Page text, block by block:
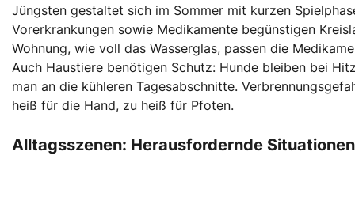
Jüngsten gestaltet sich im Sommer mit kurzen
Vorerkrankungen sowie Medikamente begünstigen
Wohnung, wie voll das Wasserglas, passen die
Auch Haustiere benötigen Schutz: Hunde bleiben bei
man an die kühleren Tagesabschnitte.
heiß für die Hand, zu heiß für Pfoten.
Alltagsszenen: Herausfordernde